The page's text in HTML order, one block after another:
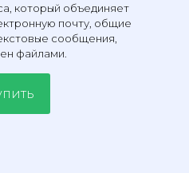
который объединяет
почту, общие
сообщения,
файлами.